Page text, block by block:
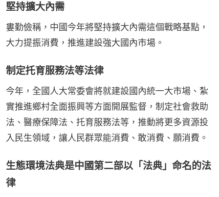
堅持擴大內需
婁勤儉稱，中國今年將堅持擴大內需這個戰略基點，
大力提振消費，推進建設強大國內市場。
制定托育服務法等法律
今年，全國人大常委會將就建設國內統一大市場、紮
實推進鄉村全面振興等方面開展監督，制定社會救助
法、醫療保障法、托育服務法等，推動將更多資源投
入民生領域，讓人民群眾能消費、敢消費、願消費。
生態環境法典是中國第二部以「法典」命名的法
律